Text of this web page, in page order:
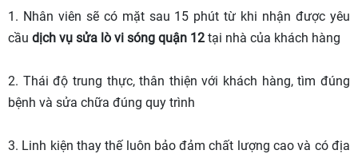
1. Nhân viên sẽ có mặt sau 15 phút từ khi nhận được yêu
cầu dịch vụ sửa lò vi sóng quận 12 tại nhà của khách hàng
2. Thái độ trung thực, thân thiện với khách hàng, tìm đúng
bệnh và sửa chữa đúng quy trình
3. Linh kiện thay thế luôn bảo đảm chất lượng cao và có địa